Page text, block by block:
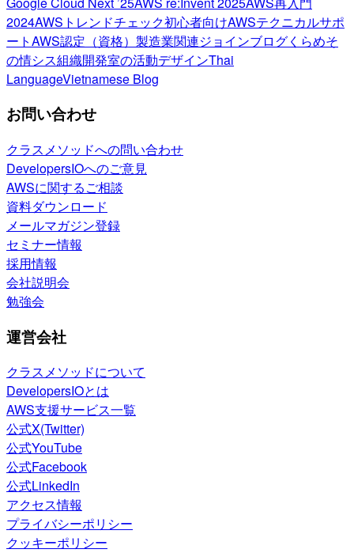
2024AWSトレンドチェック初心者向けAWSテクニカルサポ
ートAWS認定（資格） 製造業関連ジョインブログくらめそ
の情シス組織開発室の活動デザインThai
LanguageVietnamese Blog
お問い合わせ
クラスメソッドへの問い合わせ
DevelopersIOへのご意見
AWSに関するご相談
資料ダウンロード
メールマガジン登録
セミナー情報
採用情報
会社説明会
勉強会
運営会社
クラスメソッドについて
DevelopersIOとは
AWS支援サービス一覧
公式X(Twitter)
公式YouTube
公式Facebook
公式LinkedIn
アクセス情報
プライバシーポリシー
クッキーポリシー